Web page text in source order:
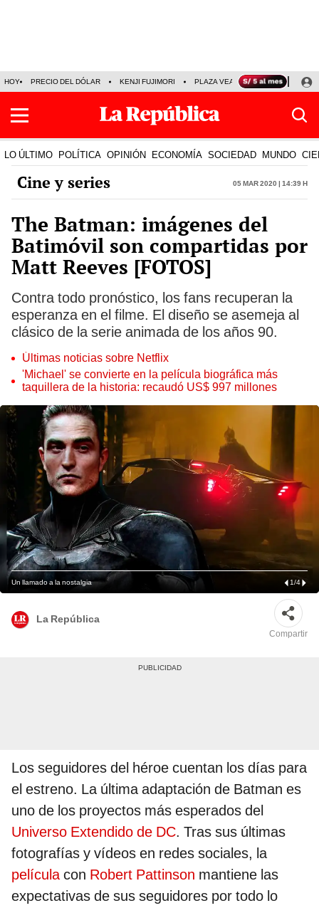
HOY PRECIO DEL DÓLAR KENJI FUJIMORI PLAZA VEA FERIADOS
LO ÚLTIMO POLÍTICA OPINIÓN ECONOMÍA SOCIEDAD MUNDO
Cine y series 05 Mar 2020 | 14:39 h
The Batman: imágenes del
Batimóvil son compartidas por
Matt Reeves [FOTOS]
Contra todo pronóstico, los fans recuperan la
esperanza en el filme. El diseño se asemeja al
clásico de la serie animada de los años 90.
Últimas noticias sobre Netflix
'Michael' se convierte en la película biográfica más
taquillera de la historia: recaudó US$ 997 millones
Un llamado a la nostalgia 1/4
La República
Compartir
Los seguidores del héroe cuentan los días para
el estreno. La última adaptación de Batman es
uno de los proyectos más esperados del
Universo Extendido de DC. Tras sus últimas
fotografías y vídeos en redes sociales, la
películacon Robert Pattinson mantiene las
expectativas de sus seguidores por todo lo